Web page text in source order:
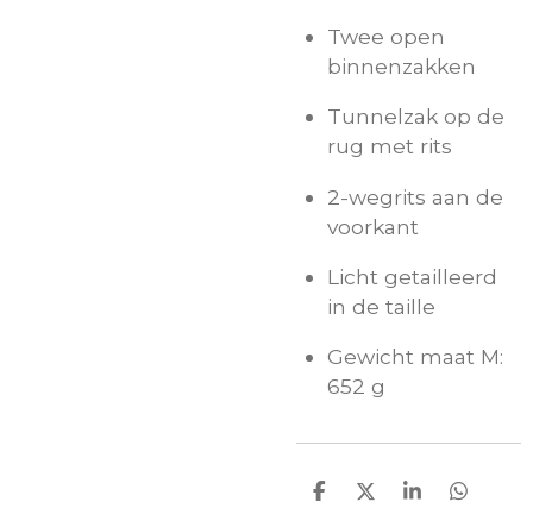
Twee open
binnenzakken
Tunnelzak op de
rug met rits
2-wegrits aan de
voorkant
Licht getailleerd
in de taille
Gewicht maat M:
652 g
D
D
S
D